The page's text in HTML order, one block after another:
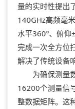
量的实时性提出
140GHz高频毫
水平360°、俯仰
完成一次全方位
解决了传统设备
为确保测量数
16200个测量信
整数据矩阵。这